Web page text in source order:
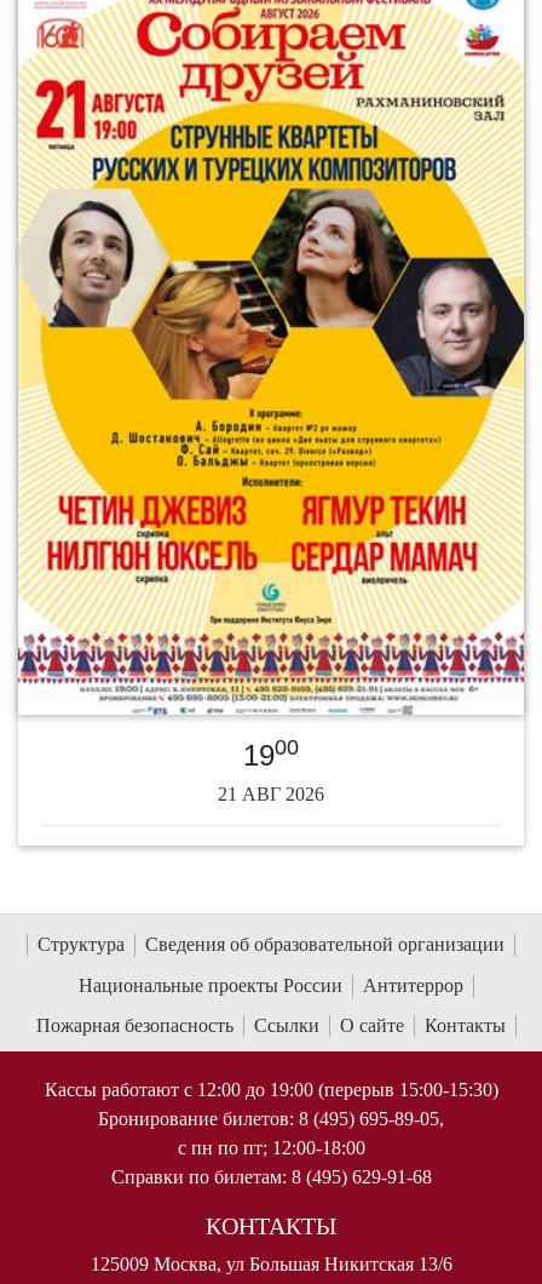
1900
21 АВГ 2026
Структура
Сведения об образовательной организации
Национальные проекты России
Антитеррор
Пожарная безопасность
Ссылки О сайте Контакты
Кассы работают с 12:00 до 19:00 (перерыв 15:00-15:30)
Бронирование билетов: 8 (495) 695-89-05,
с пн по пт; 12:00-18:00
Справки по билетам: 8 (495) 629-91-68
КОНТАКТЫ
125009 Москва, ул Большая Никитская 13/6